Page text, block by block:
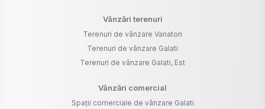
Vânzări terenuri
Terenuri de vânzare Vanatori
Terenuri de vânzare Galati
Terenuri de vânzare Galati, Est
Vânzări comercial
Spații comerciale de vânzare Galati